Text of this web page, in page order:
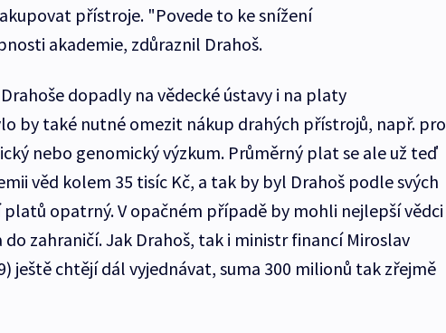
přístroje. "Povede to ke snížení
akademie, zdůraznil Drahoš.
dopadly na vědecké ústavy i na platy
by také nutné omezit nákup drahých přístrojů, např. pro
nebo genomický výzkum. Průměrný plat se ale už teď
věd kolem 35 tisíc Kč, a tak by byl Drahoš podle svých
platů opatrný. V opačném případě by mohli nejlepší vědci
do zahraničí. Jak Drahoš, tak i ministr financí Miroslav
ještě chtějí dál vyjednávat, suma 300 milionů tak zřejmě